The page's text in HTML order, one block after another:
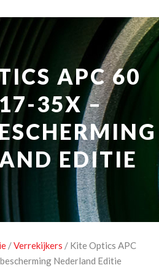
ACCESSOIRES
EN ENERGIEAPC 60
35X –
EDITIE
/Verrekijkers / Kite Optics APC
Nederland Editie